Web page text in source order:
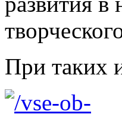
При таких